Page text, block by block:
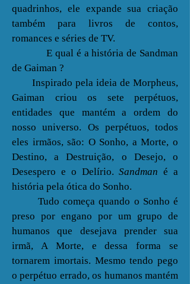
quadrinhos, ele expande sua criação
também para livros de contos,
romances e séries de TV.
E qual é a história de Sandman
de Gaiman ?
Inspirado pela ideia de Morpheus,
Gaiman criou os sete perpétuos,
entidades que mantém a ordem do
nosso universo. Os perpétuos, todos
eles irmãos, são: O Sonho, a Morte, o
Destino, aDestruição, o Desejo, o
Desespero e o Delírio.Sandmané a
história pela ótica do Sonho.
Tudo começa quando o Sonho é
preso por engano por um grupo de
humanos que desejava prender sua
irmã, A Morte, e dessa forma se
tornarem imortais. Mesmo tendo pego
o perpétuo errado, os humanos mantém